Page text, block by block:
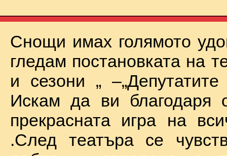
Снощи имах голямото
гледам постановката на
и сезони „
Искам да ви благодаря
прекрасната игра на
.След театъра се